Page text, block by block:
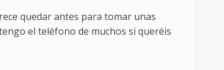
quedar antes para tomar unas
el teléfono de muchos si queréis